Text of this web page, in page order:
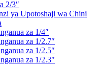
2/3″
ya Upotoshaji wa Chini
za 1/4″
za 1/2.7″
za 1/2.5″
za 1/2.3″